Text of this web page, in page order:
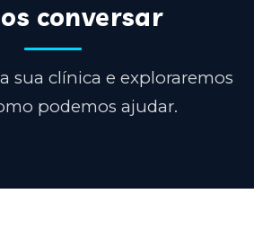
conversar
sua clínica e exploraremos
podemos ajudar.